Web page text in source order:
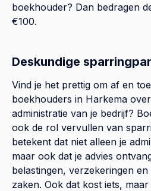
boekhouder? Dan bedragen
€100.
Deskundige
Vind je het prettig om af en
boekhouders in Harkema
administratie van je bedrijf?
ook de rol vervullen van
betekent dat niet alleen je
maar ook dat je advies
belastingen, verzekeringen
zaken. Ook dat kost iets,